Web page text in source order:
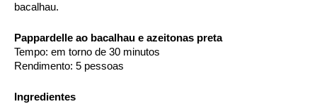
bacalhau.
Pappardelle ao bacalhau e azeitonas preta
Tempo: em torno de 30 minutos
Rendimento: 5 pessoas
Ingredientes